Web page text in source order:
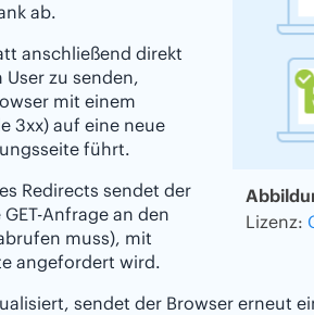
Lizenz:
ab.
anschließend direkt
zu senden,
mit einem
3xx) auf eine neue
führt.
Redirects sendet der
Anfrage an den
muss), mit
angefordert wird.
sendet der Browser erneut